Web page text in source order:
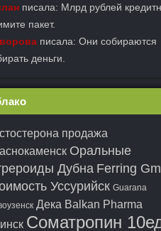
писала: Млрд рублей
пакет.
писала: Они собираются
деньги.
продажа
Оральные
Дубна Ferring
Уссурийск Guarana
Дека Balkan Pharma
Cоматропин